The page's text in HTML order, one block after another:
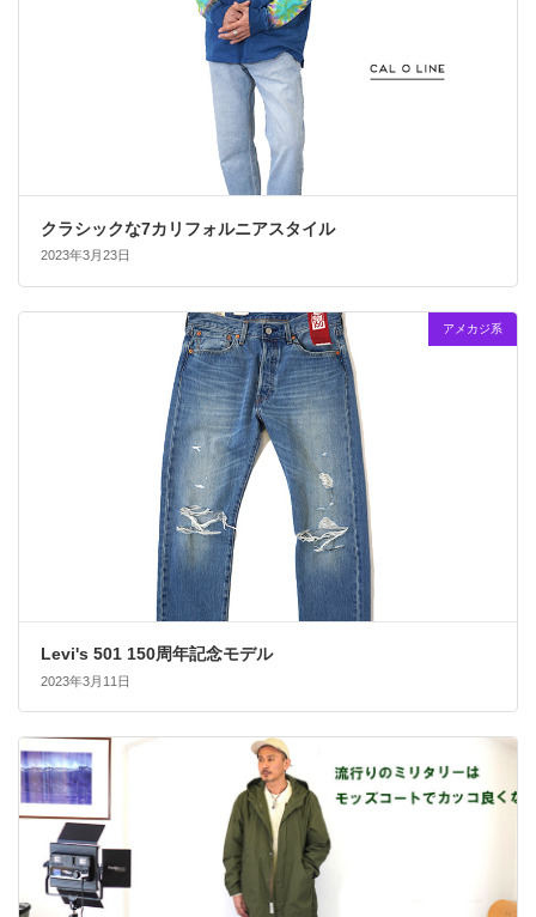
クラシックな7カリフォルニアスタイル
2023年3月23日
アメカジ系
Levi's 501 150周年記念モデル
2023年3月11日